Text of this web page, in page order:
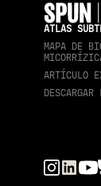
ATLAS
MAPA DE
ARTÍCULO